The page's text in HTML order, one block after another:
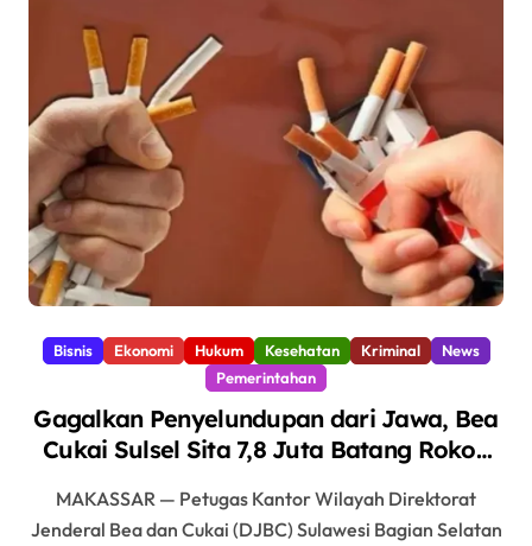
Bisnis Ekonomi Hukum Kesehatan Kriminal
News
Pemerintahan
Gagalkan Penyelundupan dari Jawa, Bea
Cukai Sulsel Sita 7,8 Juta Batang Rokok
MAKASSAR — Petugas Kantor Wilayah Direktorat
Jenderal Bea dan Cukai (DJBC) Sulawesi Bagian Selatan